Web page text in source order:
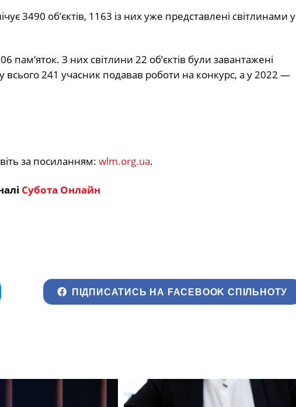
3490 об’єктів, 1163 із них уже представлені світлинами у
З них світлини 22 об’єктів були завантажені
241 учасник подавав роботи на конкурс, а у 2022 —
за посиланням: wlm.org.ua.
Субота Онлайн
ПІДПИСАТИСЬ НА FACEBOOK СПІЛЬНОТУ